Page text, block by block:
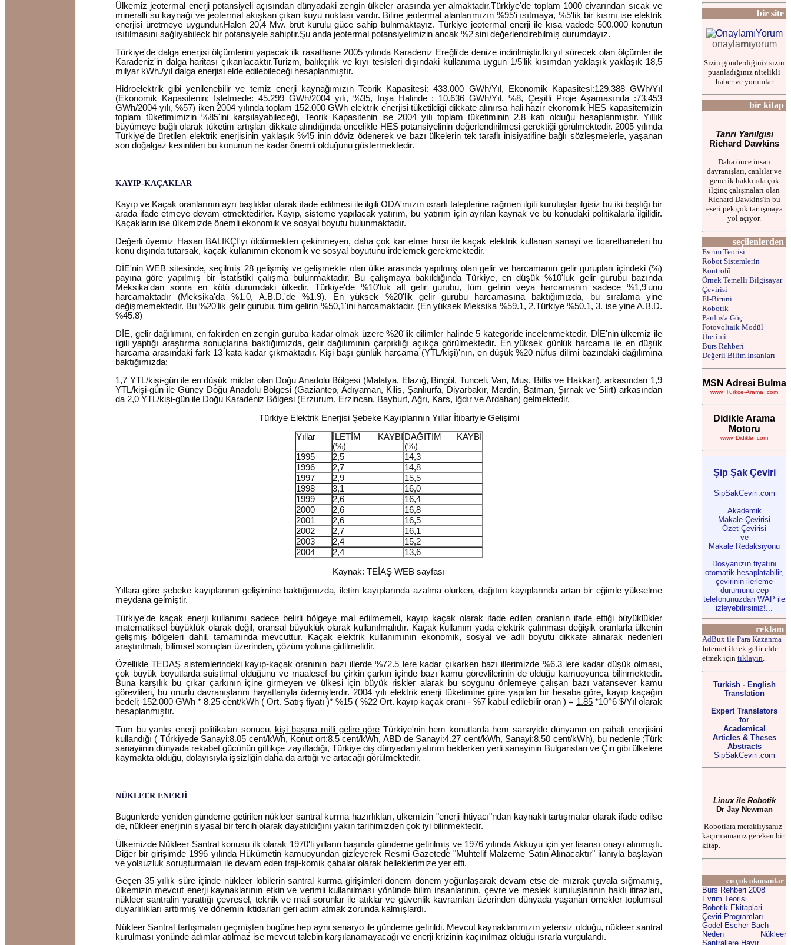
Ülkemiz jeotermal enerji potansiyeli açısından dünyadaki zengin ülkeler arasında yer almaktadır.Türkiye'de toplam 1000 civarından sıcak ve
mineralli su kaynağı ve jeotermal akışkan çıkan kuyu noktası vardır. Biline jeotermal alanlarımızın %95'i ısıtmaya, %5'lik bir kısmı ise elektrik
enerjisi üretmeye uygundur.Halen 20,4 Mw. brüt kurulu güce sahip bulnmaktayız. Türkiye jeotermal enerji ile kısa vadede 500.000 konutun
ısıtılmasını sağlıyabileck bir potansiyele sahiptir.Şu anda jeotermal potansiyelimizin ancak %2'sini değerlendirebilmiş durumdayız.
Türkiye'de dalga enerjisi ölçümlerini yapacak ilk rasathane 2005 yılında Karadeniz Ereğli'de denize indirilmiştir.İki yıl sürecek olan ölçümler ile
Karadeniz'in dalga haritası çıkarılacaktır.Turizm, balıkçılık ve kıyı tesisleri dışındaki kullanıma uygun 1/5'lik kısımdan yaklaşık yaklaşık 18,5
milyar kWh./yıl dalga enerjisi elde edilebileceği hesaplanmıştır.
Hidroelektrik gibi yenilenebilir ve temiz enerji kaynağımızın Teorik Kapasitesi: 433.000 GWh/Yıl, Ekonomik Kapasitesi:129.388 GWh/Yıl
(Ekonomik Kapasitenin; İşletmede: 45.299 GWh/2004 yılı, %35, İnşa Halinde : 10.636 GWh/Yıl, %8, Çeşitli Proje Aşamasında :73.453
GWh/2004 yılı, %57) iken 2004 yılında toplam 152.000 GWh elektrik enerjisi tüketildiği dikkate alınırsa hali hazır ekonomik HES kapasitemizin
toplam tüketimimizin %85'ini karşılayabileceği, Teorik Kapasitenin ise 2004 yılı toplam tüketiminin 2.8 katı olduğu hesaplanmıştır. Yıllık
büyümeye bağlı olarak tüketim artışları dikkate alındığında öncelikle HES potansiyelinin değerlendirilmesi gerektiği görülmektedir. 2005 yılında
Türkiye'de üretilen elektrik enerjisinin yaklaşık %45 inin döviz ödenerek ve bazı ülkelerin tek taraflı inisiyatifine bağlı sözleşmelerle, yaşanan
son doğalgaz kesintileri bu konunun ne kadar önemli olduğunu göstermektedir.
KAYIP-KAÇAKLAR
Kayıp ve Kaçak oranlarının ayrı başlıklar olarak ifade edilmesi ile ilgili ODA'mızın ısrarlı taleplerine rağmen ilgili kuruluşlar ilgisiz bu iki başlığı bir
arada ifade etmeye devam etmektedirler. Kayıp, sisteme yapılacak yatırım, bu yatırım için ayrılan kaynak ve bu konudaki politikalarla ilgilidir.
Kaçakların ise ülkemizde önemli ekonomik ve sosyal boyutu bulunmaktadır.
Değerli üyemiz Hasan BALIKÇI'yı öldürmekten çekinmeyen, daha çok kar etme hırsı ile kaçak elektrik kullanan sanayi ve ticarethaneleri bu
konu dışında tutarsak, kaçak kullanımın ekonomik ve sosyal boyutunu irdelemek gerekmektedir.
DİE'nin WEB sitesinde, seçilmiş 28 gelişmiş ve gelişmekte olan ülke arasında yapılmış olan gelir ve harcamanın gelir gurupları içindeki (%)
payına göre yapılmış bir istatistiki çalışma bulunmaktadır. Bu çalışmaya bakıldığında Türkiye, en düşük %10'luk gelir gurubu bazında
Meksika'dan sonra en kötü durumdaki ülkedir. Türkiye'de %10'luk alt gelir gurubu, tüm gelirin veya harcamanın sadece %1,9'unu
harcamaktadır (Meksika'da %1.0, A.B.D.'de %1.9). En yüksek %20'lik gelir gurubu harcamasına baktığımızda, bu sıralama yine
değişmemektedir. Bu %20'lik gelir gurubu, tüm gelirin %50,1'ini harcamaktadır. (En yüksek Meksika %59.1, 2.Türkiye %50.1, 3. ise yine A.B.D.
%45.8)
DİE, gelir dağılımını, en fakirden en zengin guruba kadar olmak üzere %20'lik dilimler halinde 5 kategoride incelenmektedir. DİE'nin ülkemiz ile
ilgili yaptığı araştırma sonuçlarına baktığımızda, gelir dağılımının çarpıklığı açıkça görülmektedir. En yüksek günlük harcama ile en düşük
harcama arasındaki fark 13 kata kadar çıkmaktadır. Kişi başı günlük harcama (YTL/kişi)'nın, en düşük %20 nüfus dilimi bazındaki dağılımına
baktığımızda;
1,7 YTL/kişi-gün ile en düşük miktar olan Doğu Anadolu Bölgesi (Malatya, Elazığ, Bingöl, Tunceli, Van, Muş, Bitlis ve Hakkari), arkasından 1,9
YTL/kişi-gün ile Güney Doğu Anadolu Bölgesi (Gaziantep, Adıyaman, Kilis, Şanlıurfa, Diyarbakır, Mardin, Batman, Şırnak ve Siirt) arkasından
da 2,0 YTL/kişi-gün ile Doğu Karadeniz Bölgesi (Erzurum, Erzincan, Bayburt, Ağrı, Kars, Iğdır ve Ardahan) gelmektedir.
Türkiye Elektrik Enerjisi Şebeke Kayıplarının Yıllar İtibariyle Gelişimi
Yıllar
İLETİM KAYBI
(%)
DAĞITIM KAYBI
(%)
1995
2,5
14,3
1996
2,7
14,8
1997
2,9
15,5
1998
3,1
16,0
1999
2,6
16,4
2000
2,6
16,8
2001
2,6
16,5
2002
2,7
16,1
2003
2,4
15,2
2004
2,4 13,6
Kaynak: TEİAŞ WEB sayfası
Yıllara göre şebeke kayıplarının gelişimine baktığımızda, iletim kayıplarında azalma olurken, dağıtım kayıplarında artan bir eğimle yükselme
meydana gelmiştir.
Türkiye'de kaçak enerji kullanımı sadece belirli bölgeye mal edilmemeli, kayıp kaçak olarak ifade edilen oranların ifade ettiği büyüklükler
matematiksel büyüklük olarak değil, oransal büyüklük olarak kullanılmalıdır. Kaçak kullanım yada elektrik çalınması değişik oranlarla ülkenin
gelişmiş bölgeleri dahil, tamamında mevcuttur. Kaçak elektrik kullanımının ekonomik, sosyal ve adli boyutu dikkate alınarak nedenleri
araştırılmalı, bilimsel sonuçları üzerinden, çözüm yoluna gidilmelidir.
Özellikle TEDAŞ sistemlerindeki kayıp-kaçak oranının bazı illerde %72.5 lere kadar çıkarken bazı illerimizde %6.3 lere kadar düşük olması,
çok büyük boyutlarda suistimal olduğunu ve maalesef bu çirkin çarkın içinde bazı kamu görevlilerinin de olduğu kamuoyunca bilinmektedir.
Buna karşılık bu çıkar çarkının içine girmeyen ve ülkesi için büyük riskler alarak bu soygunu önlemeye çalışan bazı vatansever kamu
görevlileri, bu onurlu davranışlarını hayatlarıyla ödemişlerdir. 2004 yılı elektrik enerji tüketimine göre yapılan bir hesaba göre, kayıp kaçağın
bedeli; 152.000 GWh * 8.25 cent/kWh ( Ort. Satış fiyatı )* %15 ( %22 Ort. kayıp kaçak oranı - %7 kabul edilebilir oran ) = 1.85 *10^6 $/Yıl olarak
hesaplanmıştır.
Tüm bu yanlış enerji politikaları sonucu, kişi başına milli gelire göre Türkiye'nin hem konutlarda hem sanayide dünyanın en pahalı enerjisini
kullandığı ( Türkiyede Sanayi:8.05 cent/kWh, Konut ort:8.5 cent/kWh, ABD de Sanayi:4.27 cent/kWh, Sanayi:8.50 cent/kWh), bu nedenle ;Türk
sanayiinin dünyada rekabet gücünün gittikçe zayıfladığı, Türkiye dış dünyadan yatırım beklerken yerli sanayinin Bulgaristan ve Çin gibi ülkelere
kaymakta olduğu, dolayısıyla işsizliğin daha da arttığı ve artacağı görülmektedir.
NÜKLEER ENERJİ
Bugünlerde yeniden gündeme getirilen nükleer santral kurma hazırlıkları, ülkemizin "enerji ihtiyacı"ndan kaynaklı tartışmalar olarak ifade edilse
de, nükleer enerjinin siyasal bir tercih olarak dayatıldığını yakın tarihimizden çok iyi bilinmektedir.
Ülkemizde Nükleer Santral konusu ilk olarak 1970'li yılların başında gündeme getirilmiş ve 1976 yılında Akkuyu için yer lisansı onayı alınmıştı.
Diğer bir girişimde 1996 yılında Hükümetin kamuoyundan gizleyerek Resmi Gazetede "Muhtelif Malzeme Satın Alınacaktır" ilanıyla başlayan
ve yolsuzluk soruşturmaları ile devam eden traji-komik çabalar olarak belleklerimize yer etti.
Geçen 35 yıllık süre içinde nükleer lobilerin santral kurma girişimleri dönem dönem yoğunlaşarak devam etse de mızrak çuvala sığmamış,
ülkemizin mevcut enerji kaynaklarının etkin ve verimli kullanılması yönünde bilim insanlarının, çevre ve meslek kuruluşlarının haklı itirazları,
nükleer santralin yarattığı çevresel, teknik ve mali sorunlar ile atıklar ve güvenlik kavramları üzerinden dünyada yaşanan örnekler toplumsal
duyarlılıkları arttırmış ve dönemin iktidarları geri adım atmak zorunda kalmışlardı.
Nükleer Santral tartışmaları geçmişten bugüne hep aynı senaryo ile gündeme getirildi. Mevcut kaynaklarımızın yetersiz olduğu, nükleer santral
kurulması yönünde adımlar atılmaz ise mevcut talebin karşılanamayacağı ve enerji krizinin kaçınılmaz olduğu ısrarla vurgulandı.
bir site
onaylamıyorum
Sizin gönderdiğiniz sizin
puanladığınız nitelikli
haber ve yorumlar
bir kitap
Tanrı Yanılgısı
Richard Dawkins
Daha önce insan
davranışları, canlılar ve
genetik hakkında çok
ilginç çalışmaları olan
Richard Dawkins'in bu
eseri pek çok tartışmaya
yol açıyor.
seçilenlerden
Evrim Teorisi
Robot Sistemlerin
Kontrolü
Örnek Temelli Bilgisayar
Çevirisi
El-Biruni
Robotik
Pardus'a Göç
Fotovoltaik Modül
Üretimi
Burs Rehberi
Değerli Bilim İnsanları
MSN Adresi Bulma
www. Turkce-Arama .com
Didikle Arama
Motoru
www. Didikle .com
Şip Şak Çeviri
SipSakCeviri.com
Akademik
Makale Çevirisi
Özet Çevirisi
ve
Makale Redaksiyonu
Dosyanızın fiyatını
otomatik hesaplatabilir,
çevirinin ilerleme
durumunu cep
telefonunuzdan WAP ile
izleyebilirsiniz!...
reklam
AdBux ile Para Kazanma
Internet ile ek gelir elde
etmek için tıklayın.
Turkish - English
Translation
Expert Translators
for
Academical
Articles & Theses
Abstracts
SipSakCeviri.com
Linux ile Robotik
Dr Jay Newman
Robotlara meraklıysanız
kaçırmamanız gereken bir
kitap.
en çok okunanlar
Burs Rehberi 2008
Evrim Teorisi
Robotik Ekitaplari
Çeviri Programları
Godel Escher Bach
Neden Nükleer
Santrallere Hayır